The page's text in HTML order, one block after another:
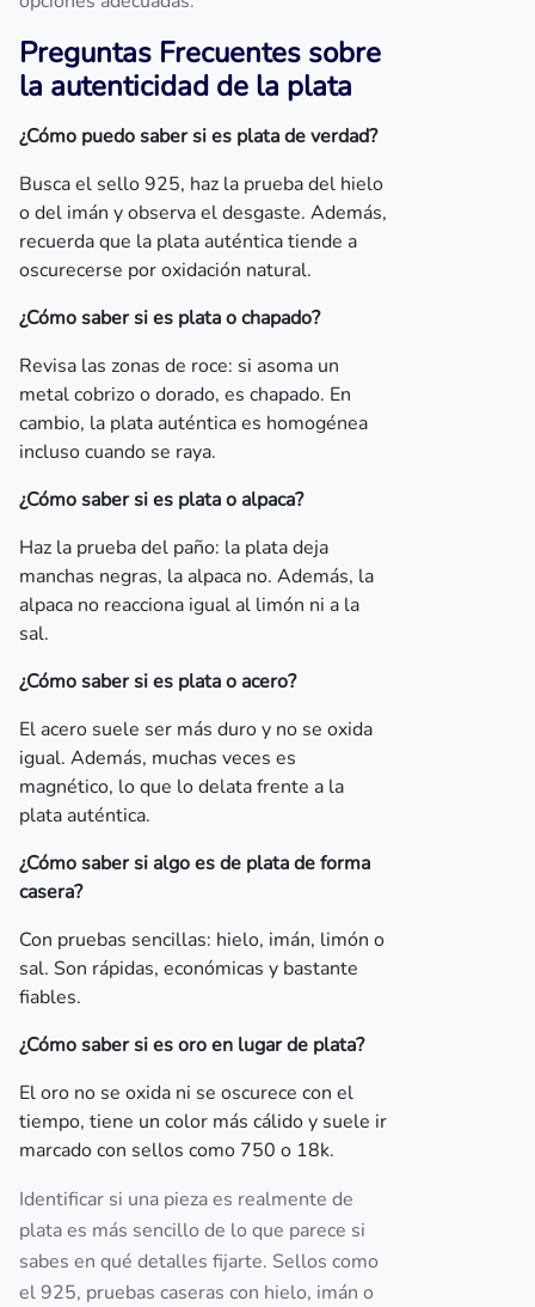
Preguntas Frecuentes sobre
la autenticidad de la plata
¿Cómo puedo saber si es plata de verdad?
Busca el sello 925, haz la prueba del hielo
o del imán y observa el desgaste. Además,
recuerda que la plata auténtica tiende a
oscurecerse por oxidación natural.
¿Cómo saber si es plata o chapado?
Revisa las zonas de roce: si asoma un
metal cobrizo o dorado, es chapado. En
cambio, la plata auténtica es homogénea
incluso cuando se raya.
¿Cómo saber si es plata o alpaca?
Haz la prueba del paño: la plata deja
manchas negras, la alpaca no. Además, la
alpaca no reacciona igual al limón ni a la
sal.
¿Cómo saber si es plata o acero?
El acero suele ser más duro y no se oxida
igual. Además, muchas veces es
magnético, lo que lo delata frente a la
plata auténtica.
¿Cómo saber si algo es de plata de forma
casera?
Con pruebas sencillas: hielo, imán, limón o
sal. Son rápidas, económicas y bastante
fiables.
¿Cómo saber si es oro en lugar de plata?
El oro no se oxida ni se oscurece con el
tiempo, tiene un color más cálido y suele ir
marcado con sellos como 750 o 18k.
Identificar si una pieza es realmente de
plata es más sencillo de lo que parece si
sabes en qué detalles fijarte. Sellos como
el 925, pruebas caseras con hielo, imán o